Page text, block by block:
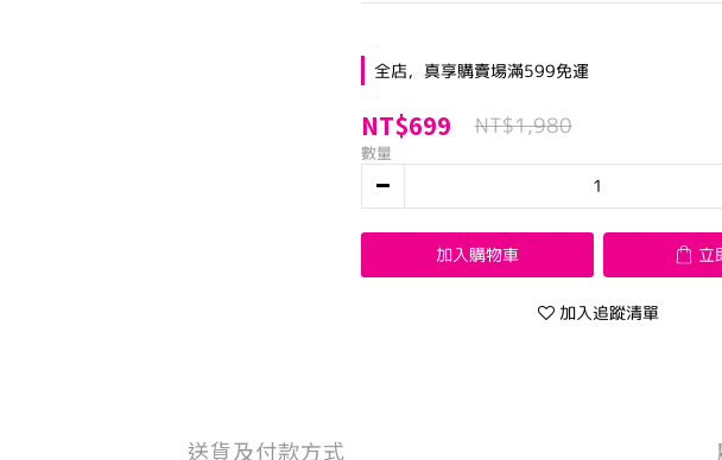
全店，真享購賣場滿599免運
NT$699 NT$1,980
數量
加入購物車 立
加入追蹤清單
送貨及付款方式